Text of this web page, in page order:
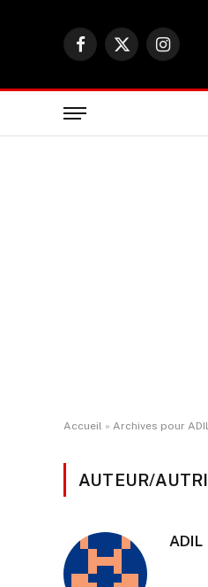
Facebook
X
Accueil » Archives pour
AUTEUR/
ADIL